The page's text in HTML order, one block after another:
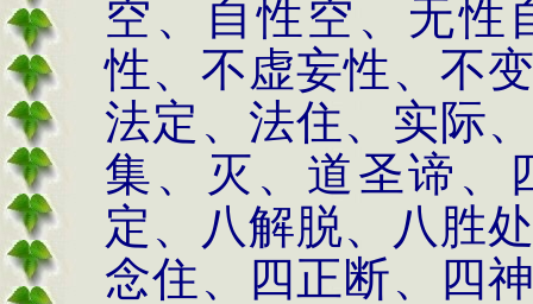
空、自性空、无性
性、不虚妄性、不
法定、法住、实际
集、灭、道圣谛、
定、八解脱、八胜
念住、四正断、四